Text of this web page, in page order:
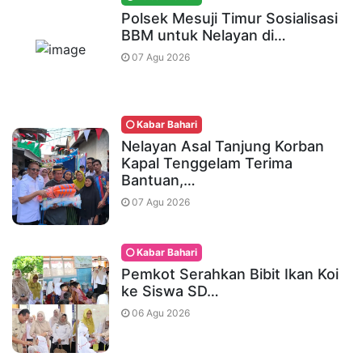
Polsek Mesuji Timur Sosialisasi
BBM untuk Nelayan di…
07 Agu 2026
Kabar Bahari
Nelayan Asal Tanjung Korban
Kapal Tenggelam Terima
Bantuan,…
07 Agu 2026
Kabar Bahari
Pemkot Serahkan Bibit Ikan Koi
ke Siswa SD…
06 Agu 2026